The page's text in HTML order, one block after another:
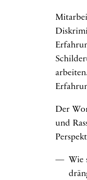
Der
und
Wie